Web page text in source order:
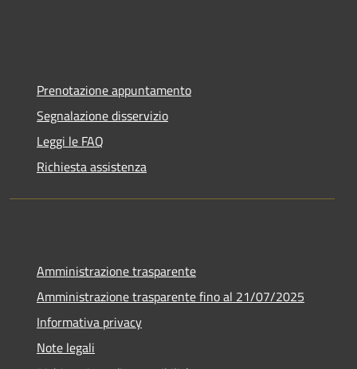
Prenotazione appuntamento
Segnalazione disservizio
Leggi le FAQ
Richiesta assistenza
Amministrazione trasparente
Amministrazione trasparente fino al 21/07/2025
Informativa privacy
Note legali